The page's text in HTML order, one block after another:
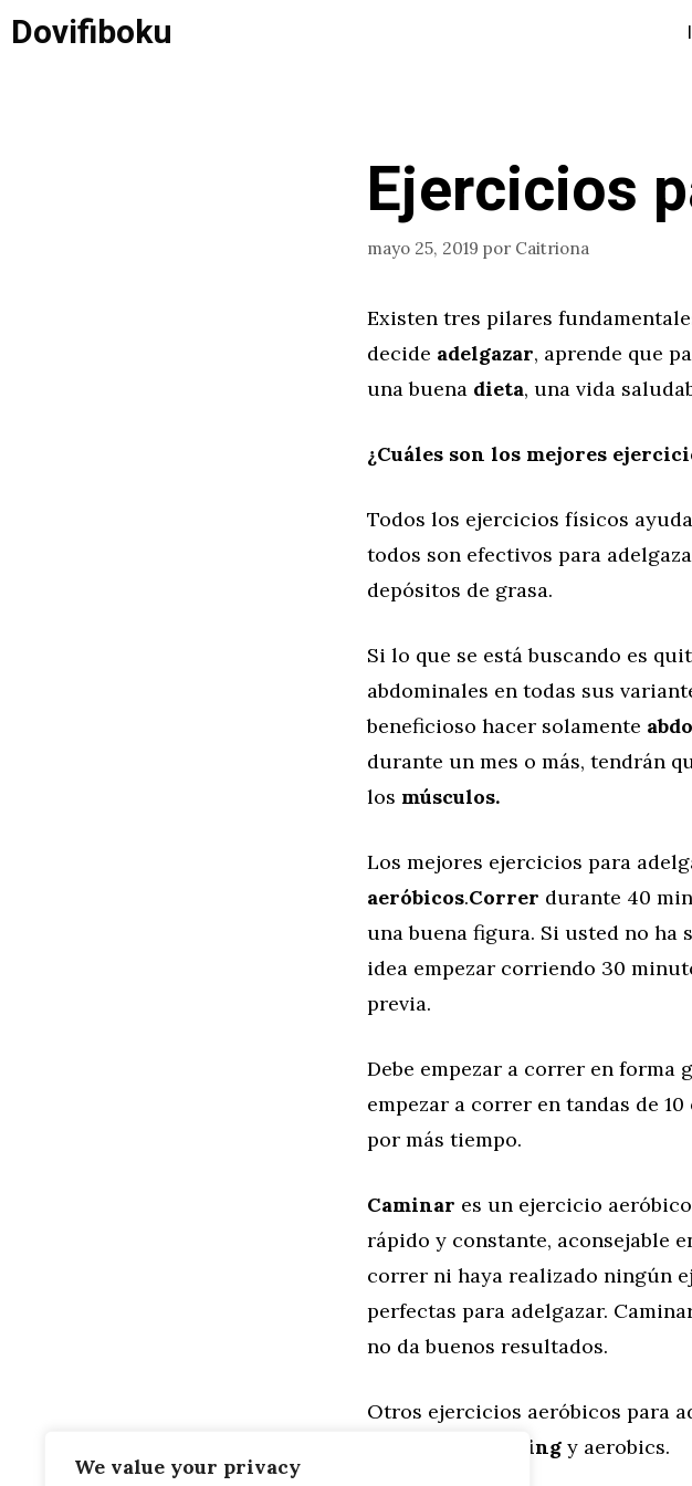
We value your privacy
Saltar
alDovifiboku
Ejercicios
mayo 25, 2019 por Caitriona
Existen tres pilares
decide adelgazar, aprende que
una buena dieta, una vida
¿Cuáles son los mejores
Todos los ejercicios físicos
todos son efectivos para
depósitos de grasa.
Si lo que se está buscando es
abdominales en todas sus
beneficioso hacer solamente
durante un mes o más, tendrán
los músculos.
Los mejores ejercicios para
aeróbicos.Correr durante 40
una buena figura. Si usted no ha
idea empezar corriendo 30
previa.
Debe empezar a correr en forma
empezar a correr en tandas de
por más tiempo.
Caminar es un ejercicio
rápido y constante, aconsejable
correr ni haya realizado ningún
perfectas para adelgazar.
no da buenos resultados.
Otros ejercicios aeróbicos para
trekking, spinning y aerobics.